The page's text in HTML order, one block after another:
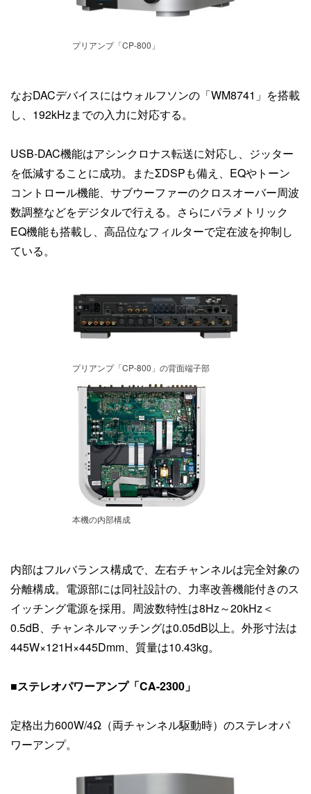
プリアンプ「CP-800」
なおDACデバイスにはウォルフソンの「WM8741」を搭載
し、192kHzまでの入力に対応する。
USB-DAC機能はアシンクロナス転送に対応し、ジッター
を低減することに成功。またΣDSPも備え、EQやトーン
コントロール機能、サブウーファーのクロスオーバー周波
数調整などをデジタルで行える。さらにパラメトリック
EQ機能も搭載し、高品位なフィルターで定在波を抑制し
ている。
プリアンプ「CP-800」の背面端子部
本機の内部構成
内部はフルバランス構成で、左右チャンネルは完全対象の
分離構成。電源部には同社設計の、力率改善機能付きのス
イッチング電源を採用。周波数特性は8Hz～20kHz＜
0.5dB、チャンネルマッチングは0.05dB以上。外形寸法は
445W×121H×445Dmm、質量は10.43kg。
■ステレオパワーアンプ「CA-2300」
定格出力600W/4Ω（両チャンネル駆動時）のステレオパ
ワーアンプ。